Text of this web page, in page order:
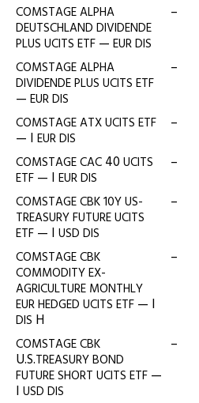
COMSTAGEALPHA
DEUTSCHLAND DIVIDENDE
PLUS UCITS ETF — EURDIS
–
COMSTAGEALPHA
DIVIDENDEPLUS UCITS ETF
— EURDIS
–
COMSTAGEATXUCITS ETF
— I EURDIS
–
COMSTAGECAC 40 UCITS
ETF — I EURDIS
–
COMSTAGECBK10YUS-
TREASURYFUTUREUCITS
ETF — I USD DIS
–
COMSTAGECBK
COMMODITYEX-
AGRICULTURE MONTHLY
EURHEDGED UCITS ETF — I
DIS H
–
COMSTAGECBK
U.S.TREASURYBOND
FUTURESHORT UCITS ETF —
I USD DIS
–